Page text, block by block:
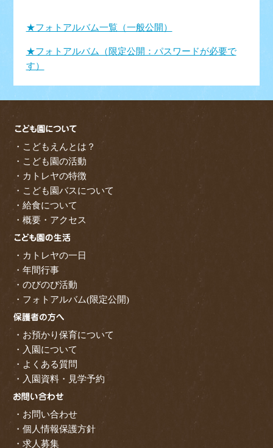
★フォトアルバム一覧（一般公開）
★フォトアルバム（限定公開：パスワードが必要で
す）
・こどもえんとは？
・こども園の活動
・カトレヤの特徴
・こども園バスについて
・給食について
・概要・アクセス
・カトレヤの一日
・年間行事
・のびのび活動
・フォトアルバム(限定公開)
・お預かり保育について
・入園について
・よくある質問
・入園資料・見学予約
・お問い合わせ
・個人情報保護方針
・求人募集